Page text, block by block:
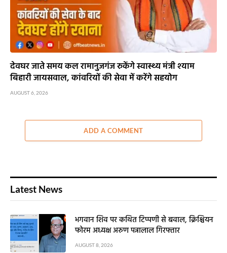
देवघर जाते समय कल रामानुजगंज रुकेंगे स्वास्थ्य मंत्री श्याम
बिहारी जायसवाल, कांवरियों की सेवा में करेंगे सहयोग
AUGUST 6, 2026
ADD A COMMENT
Latest News
भगवान शिव पर कथित टिप्पणी से बवाल, क्रिश्चियन
फोरम अध्यक्ष अरुण पन्नालाल गिरफ्तार
AUGUST 8, 2026